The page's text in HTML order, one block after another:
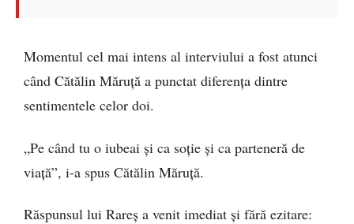
Momentul cel mai intens al interviului a fost atunci
când Cătălin Măruță a punctat diferența dintre
sentimentele celor doi.
„Pe când tu o iubeai și ca soție și ca parteneră de
viață”, i-a spus Cătălin Măruță.
Răspunsul lui Rareș a venit imediat și fără ezitare: